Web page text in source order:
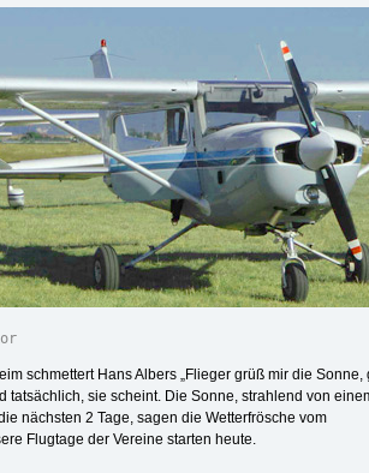
schmettert Hans Albers „Flieger grüß mir die Sonne,
tatsächlich, sie scheint. Die Sonne, strahlend von
nächsten 2 Tage, sagen die Wetterfrösche vom
Flugtage der Vereine starten heute.